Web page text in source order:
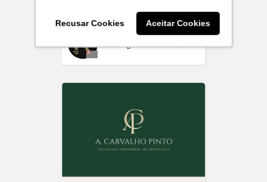
Recusar Cookies Aceitar Cookies
Rdesign SM Off